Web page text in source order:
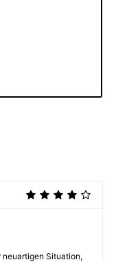
neuartigen Situation,